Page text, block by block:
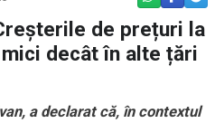
de prețuri la
decât în alte țări
a declarat că, în contextul